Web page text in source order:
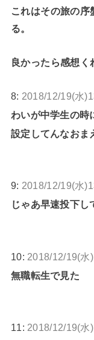
これはその旅の
る。
良かったら感想く
8: 2018/12/19(水
わいが中学生の時
設定してんなおま
9: 2018/12/19(水
じゃあ早速投下し
10: 2018/12/19(水
無職転生で見た
11: 2018/12/19(水